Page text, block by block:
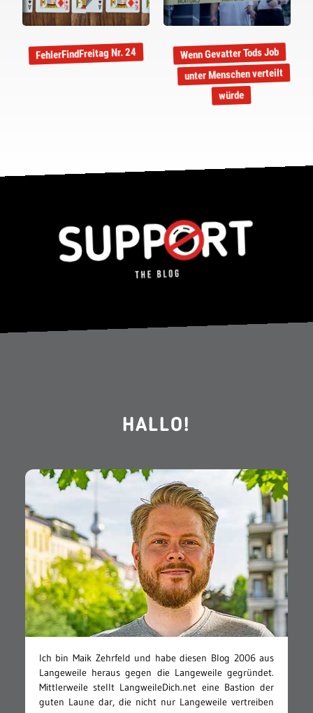
FehlerFindFreitag Nr. 24
Wenn Gevatter Tods Job
unter Menschen verteilt
würde
HALLO!
Ich bin Maik Zehrfeld und habe diesen Blog 2006 aus
Langeweile heraus gegen die Langeweile gegründet.
Mittlerweile stellt LangweileDich.net eine Bastion der
guten Laune dar, die nicht nur Langeweile vertreiben